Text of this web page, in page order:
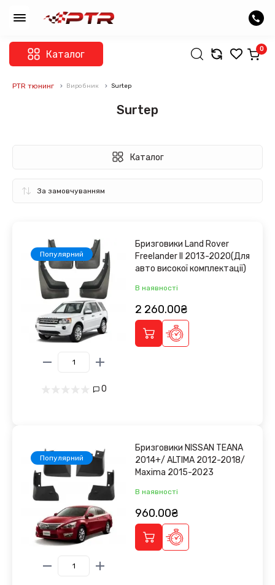
Каталог 0
PTR тюнинг Виробник Surtep
Surtep
Каталог
Популярний
0
Бризговики Land Rover
Freelander II 2013-2020(Для
авто високої комплектації)
В наявності
2 260.00₴
Популярний
Бризговики NISSAN TEANA
2014+/ ALTIMA 2012-2018/
Maxima 2015-2023
В наявності
960.00₴